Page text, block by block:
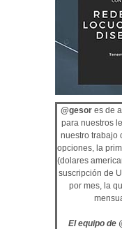
@gesores de
para nuestros
nuestro trabajo
opciones, la
(dolares
suscripción de
por mes, la
El equipo de